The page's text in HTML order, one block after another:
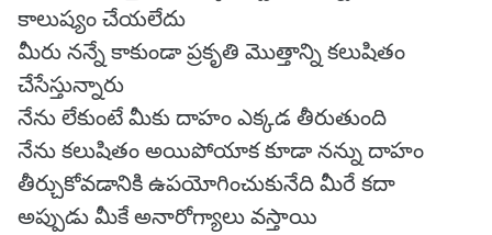
కాలుష్యం చేయలేదు
మీరు నన్నే కాకుండా ప్రకృతి మొత్తాన్ని కలుషితం
చేసేస్తున్నారు
నేను లేకుంటే మీకు దాహం ఎక్కడ తీరుతుంది
నేను కలుషితం అయిపోయాక కూడా నన్ను దాహం
తీర్చుకోవడానికి ఉపయోగించుకునేది మీరే కదా
అప్పుడు మీకే అనారోగ్యాలు వస్తాయి